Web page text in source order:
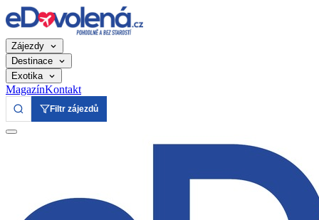
Zájezdy
Destinace
Exotika
MagazínKontakt
Filtr zájezdů